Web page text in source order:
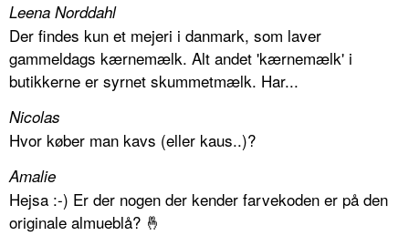
Leena Norddahl
Der findes kun et mejeri i danmark, som laver
gammeldags kærnemælk. Alt andet 'kærnemælk' i
butikkerne er syrnet skummetmælk. Har...
Nicolas
Hvor køber man kavs (eller kaus..)?
Amalie
Hejsa :-) Er der nogen der kender farvekoden er på den
originale almueblå? 🤞